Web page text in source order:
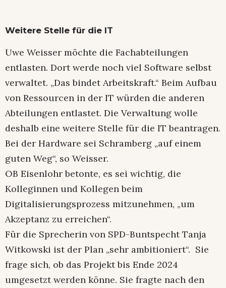
Weitere Stelle für die IT
Uwe Weisser möchte die Fachabteilungen
entlasten. Dort werde noch viel Software selbst
verwaltet. „Das bindet Arbeitskraft.“ Beim Aufbau
von Ressourcen in der IT würden die anderen
Abteilungen entlastet. Die Verwaltung wolle
deshalb eine weitere Stelle für die IT beantragen.
Bei der Hardware sei Schramberg „auf einem
guten Weg“, so Weisser.
OB Eisenlohr betonte, es sei wichtig, die
Kolleginnen und Kollegen beim
Digitalisierungsprozess mitzunehmen, „um
Akzeptanz zu erreichen“.
Für die Sprecherin von SPD-Buntspecht Tanja
Witkowski ist der Plan „sehr ambitioniert“. Sie
frage sich, ob das Projekt bis Ende 2024
umgesetzt werden könne. Sie fragte nach den